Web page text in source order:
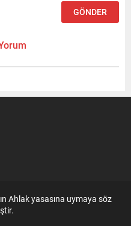
Ahlak yasasına uymaya söz